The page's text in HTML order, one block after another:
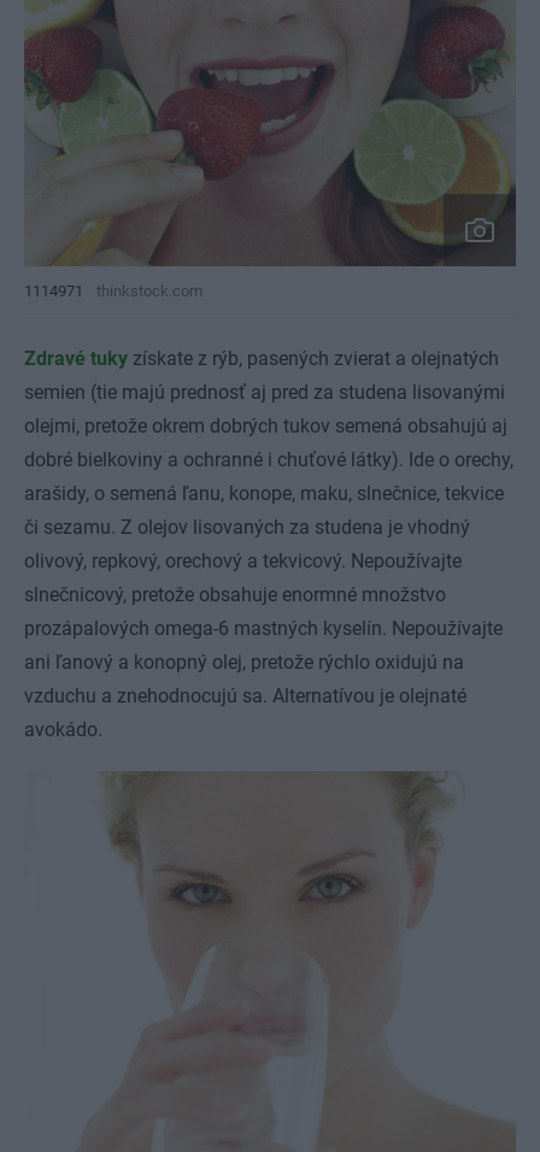
1114971 thinkstock.com
Zdravé tuky získate z rýb, pasených zvierat a olejnatých
semien (tie majú prednosť aj pred za studena lisovanými
olejmi, pretože okrem dobrých tukov semená obsahujú aj
dobré bielkoviny a ochranné i chuťové látky). Ide o orechy,
arašidy, o semená ľanu, konope, maku, slnečnice, tekvice
či sezamu. Z olejov lisovaných za studena je vhodný
olivový, repkový, orechový a tekvicový. Nepoužívajte
slnečnicový, pretože obsahuje enormné množstvo
prozápalových omega-6 mastných kyselín. Nepoužívajte
ani ľanový a konopný olej, pretože rýchlo oxidujú na
vzduchu a znehodnocujú sa. Alternatívou je olejnaté
avokádo.